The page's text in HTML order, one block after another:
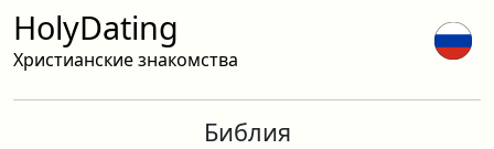
HolyDating
Христианские знакомства
Библия